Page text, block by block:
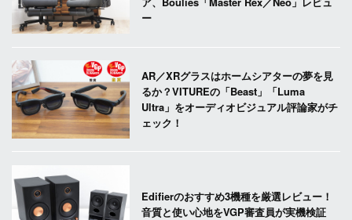
ー
AR／XRグラスはホームシアターの夢を見
るか？VITUREの「Beast」「Luma
Ultra」をオーディオビジュアル評論家がチ
ェック！
Edifierのおすすめ3機種を厳選レビュー！
音質と使い心地をVGP審査員が実機検証